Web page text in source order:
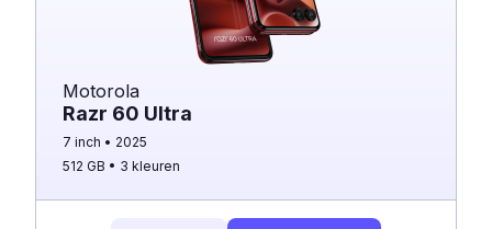
Motorola
Razr 60 Ultra
7 inch
2025
512 GB
3 kleuren